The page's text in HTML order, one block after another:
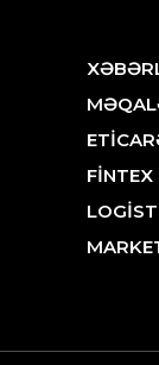
FİNTEX